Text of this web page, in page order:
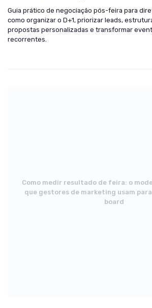
Guia prático de negociação pós-feira para
como organizar o D+1, priorizar leads,
propostas personalizadas e transformar
recorrentes.
Como medir resultado de feira: o
que gestores de marketing usam
board